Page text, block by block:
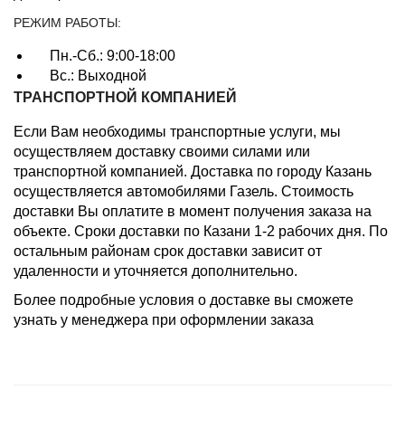
РЕЖИМ РАБОТЫ:
Пн.-Сб.: 9:00-18:00
Вс.: Выходной
ТРАНСПОРТНОЙ КОМПАНИЕЙ
Если Вам необходимы транспортные услуги, мы
осуществляем доставку своими силами или
транспортной компанией. Доставка по городу Казань
осуществляется автомобилями Газель. Стоимость
доставки Вы оплатите в момент получения заказа на
объекте. Сроки доставки по Казани 1-2 рабочих дня. По
остальным районам срок доставки зависит от
удаленности и уточняется дополнительно.
Более подробные условия о доставке вы сможете
узнать у менеджера при оформлении заказа